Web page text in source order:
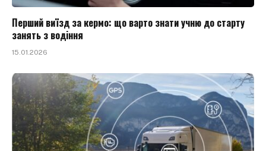
Перший виїзд за кермо: що варто знати учню до старту
занять з водіння
15.01.2026